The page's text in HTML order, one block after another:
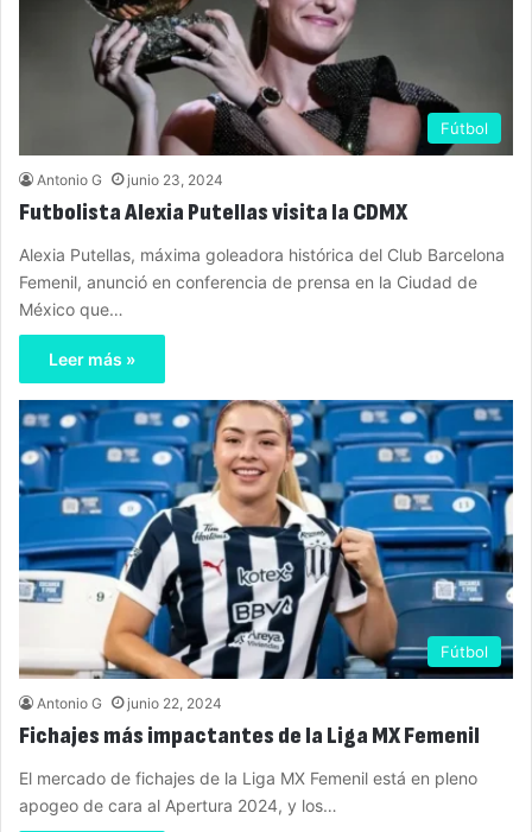
Fútbol
Antonio G junio 23, 2024
Futbolista Alexia Putellas visita la CDMX
Alexia Putellas, máxima goleadora histórica del Club Barcelona
Femenil, anunció en conferencia de prensa en la Ciudad de
México que…
Leer más »
Fútbol
Antonio G junio 22, 2024
Fichajes más impactantes de la Liga MX Femenil
El mercado de fichajes de la Liga MX Femenil está en pleno
apogeo de cara al Apertura 2024, y los…